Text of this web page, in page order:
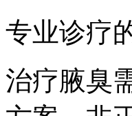
专业诊疗
治疗腋臭